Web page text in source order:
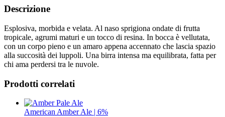
Descrizione
Esplosiva, morbida e velata. Al naso sprigiona ondate di frutta
tropicale, agrumi maturi e un tocco di resina. In bocca è vellutata,
con un corpo pieno e un amaro appena accennato che lascia spazio
alla succosità dei luppoli. Una birra intensa ma equilibrata, fatta per
chi ama perdersi tra le nuvole.
Prodotti correlati
American Amber Ale | 6%